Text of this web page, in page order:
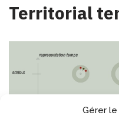
Gérer
Territorial